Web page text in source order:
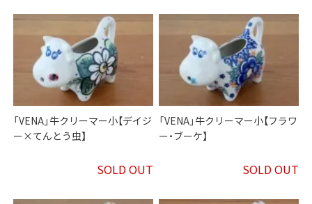
「VENA」牛クリーマー小【デイジ
ー×てんとう虫】
SOLD OUT
「VENA」牛クリーマー小【フラワ
ー・ブーケ】
SOLD OUT